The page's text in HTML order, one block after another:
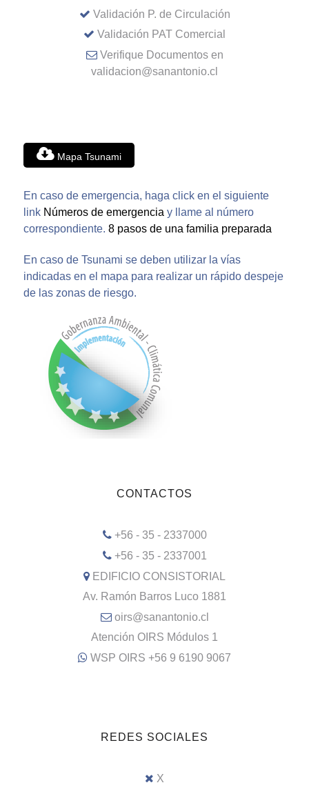
Validación P. de Circulación
Validación PAT Comercial
Verifique Documentos en
validacion@sanantonio.cl
Mapa Tsunami
En caso de emergencia, haga click en el siguiente
link Números de emergencia y llame al número
correspondiente. 8 pasos de una familia preparada
En caso de Tsunami se deben utilizar la vías
indicadas en el mapa para realizar un rápido despeje
de las zonas de riesgo.
CONTACTOS
+56 - 35 - 2337000
+56 - 35 - 2337001
EDIFICIO CONSISTORIAL
Av. Ramón Barros Luco 1881
oirs@sanantonio.cl
Atención OIRS Módulos 1
WSP OIRS +56 9 6190 9067
REDES SOCIALES
X